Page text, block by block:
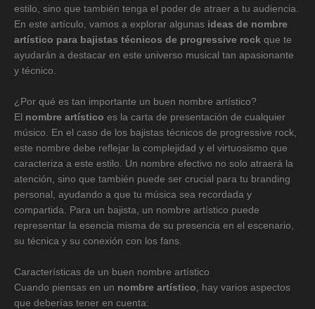
estilo, sino que también tenga el poder de atraer a tu audiencia.
En este artículo, vamos a explorar algunas ideas de nombre
artístico para bajistas técnicos de progressive rock que te
ayudarán a destacar en este universo musical tan apasionante
y técnico.
¿Por qué es tan importante un buen nombre artístico?
El nombre artístico es la carta de presentación de cualquier
músico. En el caso de los bajistas técnicos de progressive rock,
este nombre debe reflejar la complejidad y el virtuosismo que
caracteriza a este estilo. Un nombre efectivo no solo atraerá la
atención, sino que también puede ser crucial para tu branding
personal, ayudando a que tu música sea recordada y
compartida. Para un bajista, un nombre artístico puede
representar la esencia misma de su presencia en el escenario,
su técnica y su conexión con los fans.
Características de un buen nombre artístico
Cuando piensas en un nombre artístico , hay varios aspectos
que deberías tener en cuenta: